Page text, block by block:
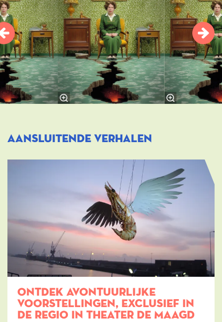
Aansluitende verhalen
ONTDEK AVONTUURLIJKE
VOORSTELLINGEN, EXCLUSIEF IN
DE REGIO IN THEATER DE MAAGD